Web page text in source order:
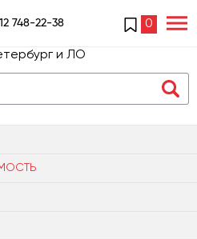
748-22-38 0
и ЛО